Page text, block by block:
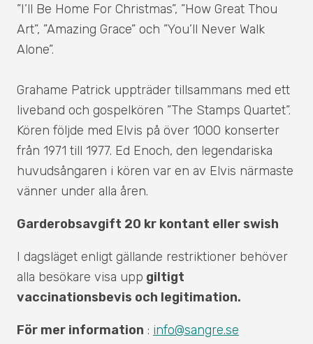
”I’ll Be Home For Christmas”, ”How Great Thou
Art”, ”Amazing Grace” och ”You’ll Never Walk
Alone”.
Grahame Patrick uppträder tillsammans med ett
liveband och gospelkören ”The Stamps Quartet”.
Kören följde med Elvis på över 1000 konserter
från 1971 till 1977. Ed Enoch, den legendariska
huvudsångaren i kören var en av Elvis närmaste
vänner under alla åren.
Garderobsavgift 20 kr kontant eller swish
I dagsläget enligt gällande restriktioner behöver
alla besökare visa upp giltigt
vaccinationsbevis och legitimation.
För mer information : info@sangre.se